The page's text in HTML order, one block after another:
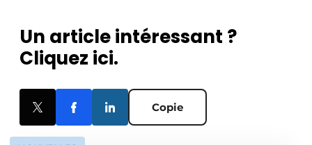
Un article intéressant ?
Cliquez ici.
Copie